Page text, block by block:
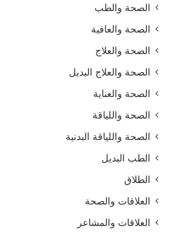
الصحة والطب
الصحة والعافية
الصحة والعلاج
الصحة والعلاج البديل
الصحة والعناية
الصحة واللياقة
الصحة واللياقة البدنية
الطب البديل
الطلاق
العلاقات والصحة
العلاقات والمشاعر